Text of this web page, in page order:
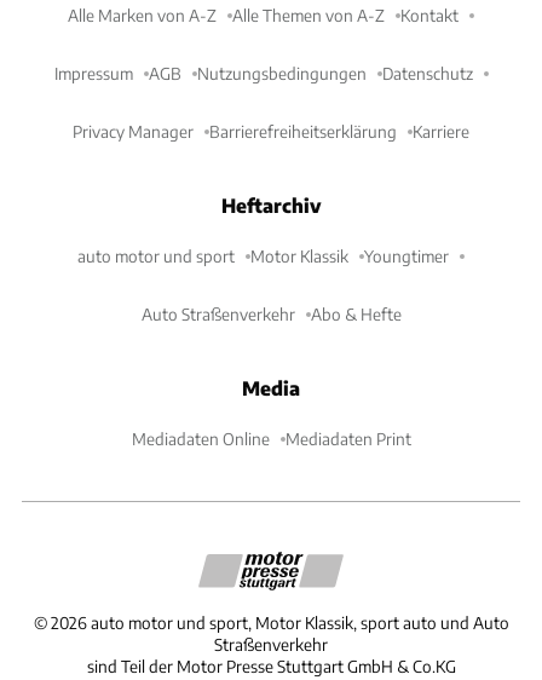
Alle Marken von A-Z Alle Themen von A-Z Kontakt
Impressum AGB Nutzungsbedingungen Datenschutz
Privacy Manager Barrierefreiheitserklärung Karriere
Heftarchiv
auto motor und sport Motor Klassik Youngtimer
Auto Straßenverkehr Abo & Hefte
Media
Mediadaten Online Mediadaten Print
©2026 auto motor und sport, Motor Klassik, sport auto und Auto
Straßenverkehr
sind Teil der Motor Presse Stuttgart GmbH & Co.KG